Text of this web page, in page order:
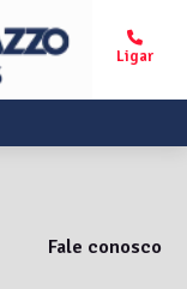
Fale conosco